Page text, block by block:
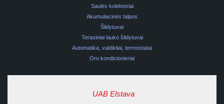
Saulės kolektoriai
Akumuliacinės talpos
Šildytuvai
Terasiniai lauko šildytuvai
Automatika, valdikliai, termostatai
Oro kondicionieriai
UAB Elstava